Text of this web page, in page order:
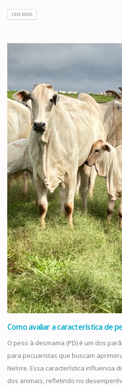
LEIA MAIS
Como avaliar a característica de
O peso à desmama (PD) é um dos
para pecuaristas que buscam
Nelore. Essa característica influencia
dos animais, refletindo no